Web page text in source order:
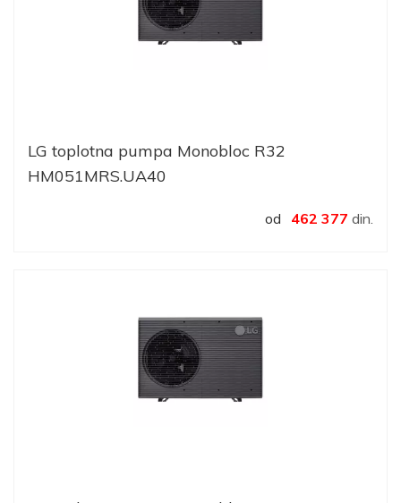
LG toplotna pumpa Monobloc R32
HM051MRS.UA40
od 462 377 din.